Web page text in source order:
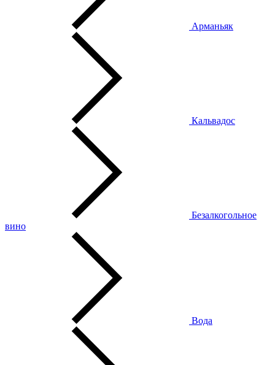
Арманьяк
Кальвадос
Безалкогольное
вино
Вода